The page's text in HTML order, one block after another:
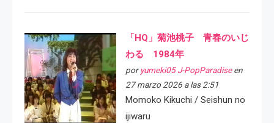
「HQ」菊池桃子 青春のいじ
わる 1984年
por yumeki05 J-PopParadiseen
27 marzo 2026 a las 2:51
Momoko Kikuchi / Seishun no
ijiwaru